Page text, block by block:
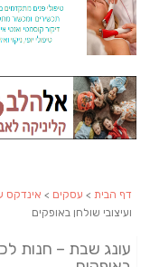
דף הבית > עסקים > אינדקס
ועיצובי שולחן באופקים
עונג שבת – חנות